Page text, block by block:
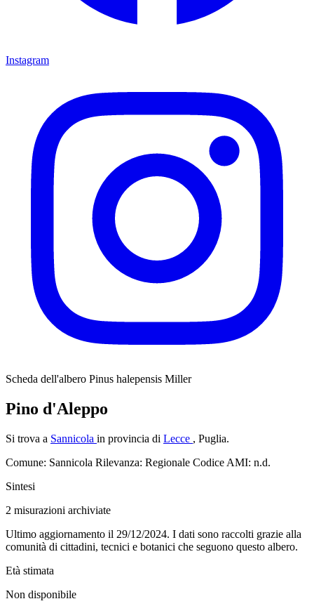
Instagram
Scheda dell'albero Pinus halepensis Miller
Pino d'Aleppo
Si trova a Sannicola in provincia di Lecce , Puglia.
Comune: Sannicola Rilevanza: Regionale Codice AMI: n.d.
Sintesi
2 misurazioni archiviate
Ultimo aggiornamento il 29/12/2024. I dati sono raccolti grazie alla
comunità di cittadini, tecnici e botanici che seguono questo albero.
Età stimata
Non disponibile